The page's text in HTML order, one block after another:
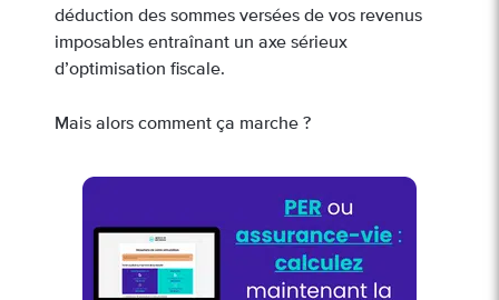
déduction des sommes versées de vos revenus
imposables entraînant un axe sérieux
d’optimisation fiscale.
Mais alors comment ça marche ?